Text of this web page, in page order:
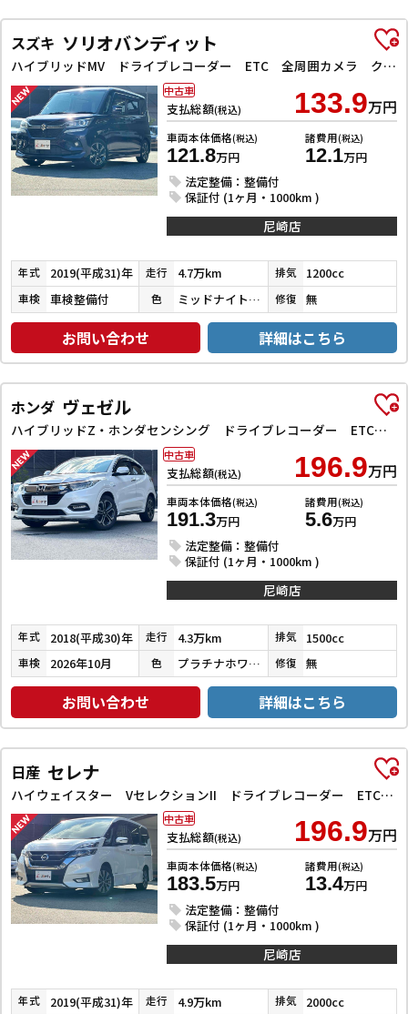
スズキ ソリオバンディット
ハイブリッドMV ドライブレコーダー ETC 全周囲カメラ クリアランスソナー オートクルーズコントロール レーンアシスト 衝突被害軽減システム 両側スライド・片側電動 LEDヘッドランプ スマートキー
支払総額(税込) 133.9万円
車両本体価格(税込)
121.8万円
諸費用(税込)
12.1万円
法定整備：整備付
保証付 (1ヶ月・1000km )
中古車
尼崎店
年式 2019(平成31)年 走行 4.7万km 排気 1200cc
車検 車検整備付 色 ミッドナイトバイオレットメタリック 修復 無
お問い合わせ 詳細はこちら
ホンダ ヴェゼル
ハイブリッドZ・ホンダセンシング ドライブレコーダー ETC バックカメラ オートクルーズコントロール レーンアシスト 衝突被害軽減システム ナビ TV オートライト LEDヘッドランプ アルミホイール スマートキー 電動格納ミラー
支払総額(税込) 196.9万円
車両本体価格(税込)
191.3万円
諸費用(税込)
5.6万円
法定整備：整備付
保証付 (1ヶ月・1000km )
中古車
尼崎店
年式 2018(平成30)年 走行 4.3万km 排気 1500cc
車検 2026年10月 色 プラチナホワイトパール 修復 無
お問い合わせ 詳細はこちら
日産 セレナ
ハイウェイスター VセレクションII ドライブレコーダー ETC バックカメラ サイドカメラ ナビ TV クリアランスソナー オートクルーズコントロール パークアシスト 衝突被害軽減システム 両側電動スライドドア オートライト
支払総額(税込) 196.9万円
車両本体価格(税込)
183.5万円
諸費用(税込)
13.4万円
法定整備：整備付
保証付 (1ヶ月・1000km )
中古車
尼崎店
年式 2019(平成31)年 走行 4.9万km 排気 2000cc